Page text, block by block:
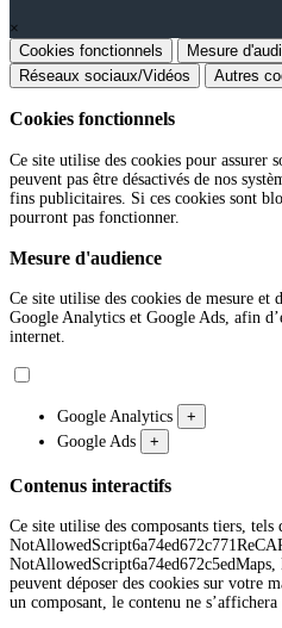
×
Cookies fonctionnels
Mesure
Réseaux sociaux/Vidéos
Autres
Cookies fonctionnels
Ce site utilise des cookies pour assurer
peuvent pas être désactivés de nos
fins publicitaires. Si ces cookies sont
pourront pas fonctionner.
Mesure d'audience
Ce site utilise des cookies de mesure et
Google Analytics et Google Ads, afin
internet.
Google Analytics
+
Google Ads
+
Contenus interactifs
Ce site utilise des composants tiers, tels
peuvent déposer des cookies sur votre
un composant, le contenu ne s’affichera